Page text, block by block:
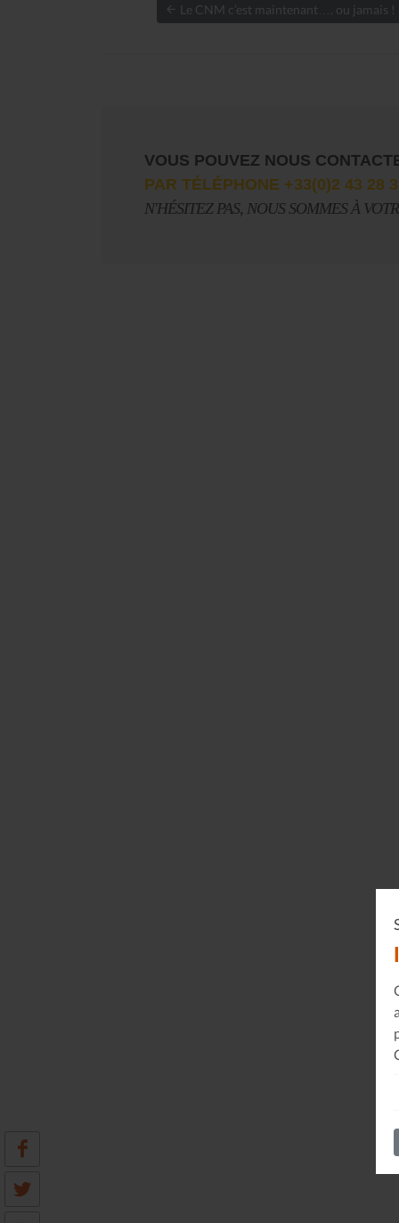
Le CNM c’est maintenant…. ou jamais !
VOUS POUVEZ NOUS
PAR TÉLÉPHONE +33(0)2 43 28
N'HÉSITEZ PAS, NOUS SOMMES À